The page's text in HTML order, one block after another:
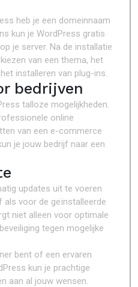
heb je een domeinnaam
kun je WordPress gratis
je server. Na de installatie
van een thema, het
installeren van plug-ins.
bedrijven
talloze mogelijkheden.
online
van een e-commerce
je jouw bedrijf naar een
updates uit te voeren
voor de geïnstalleerde
niet alleen voor optimale
tegen mogelijke
bent of een ervaren
kun je prachtige
aan al jouw wensen.